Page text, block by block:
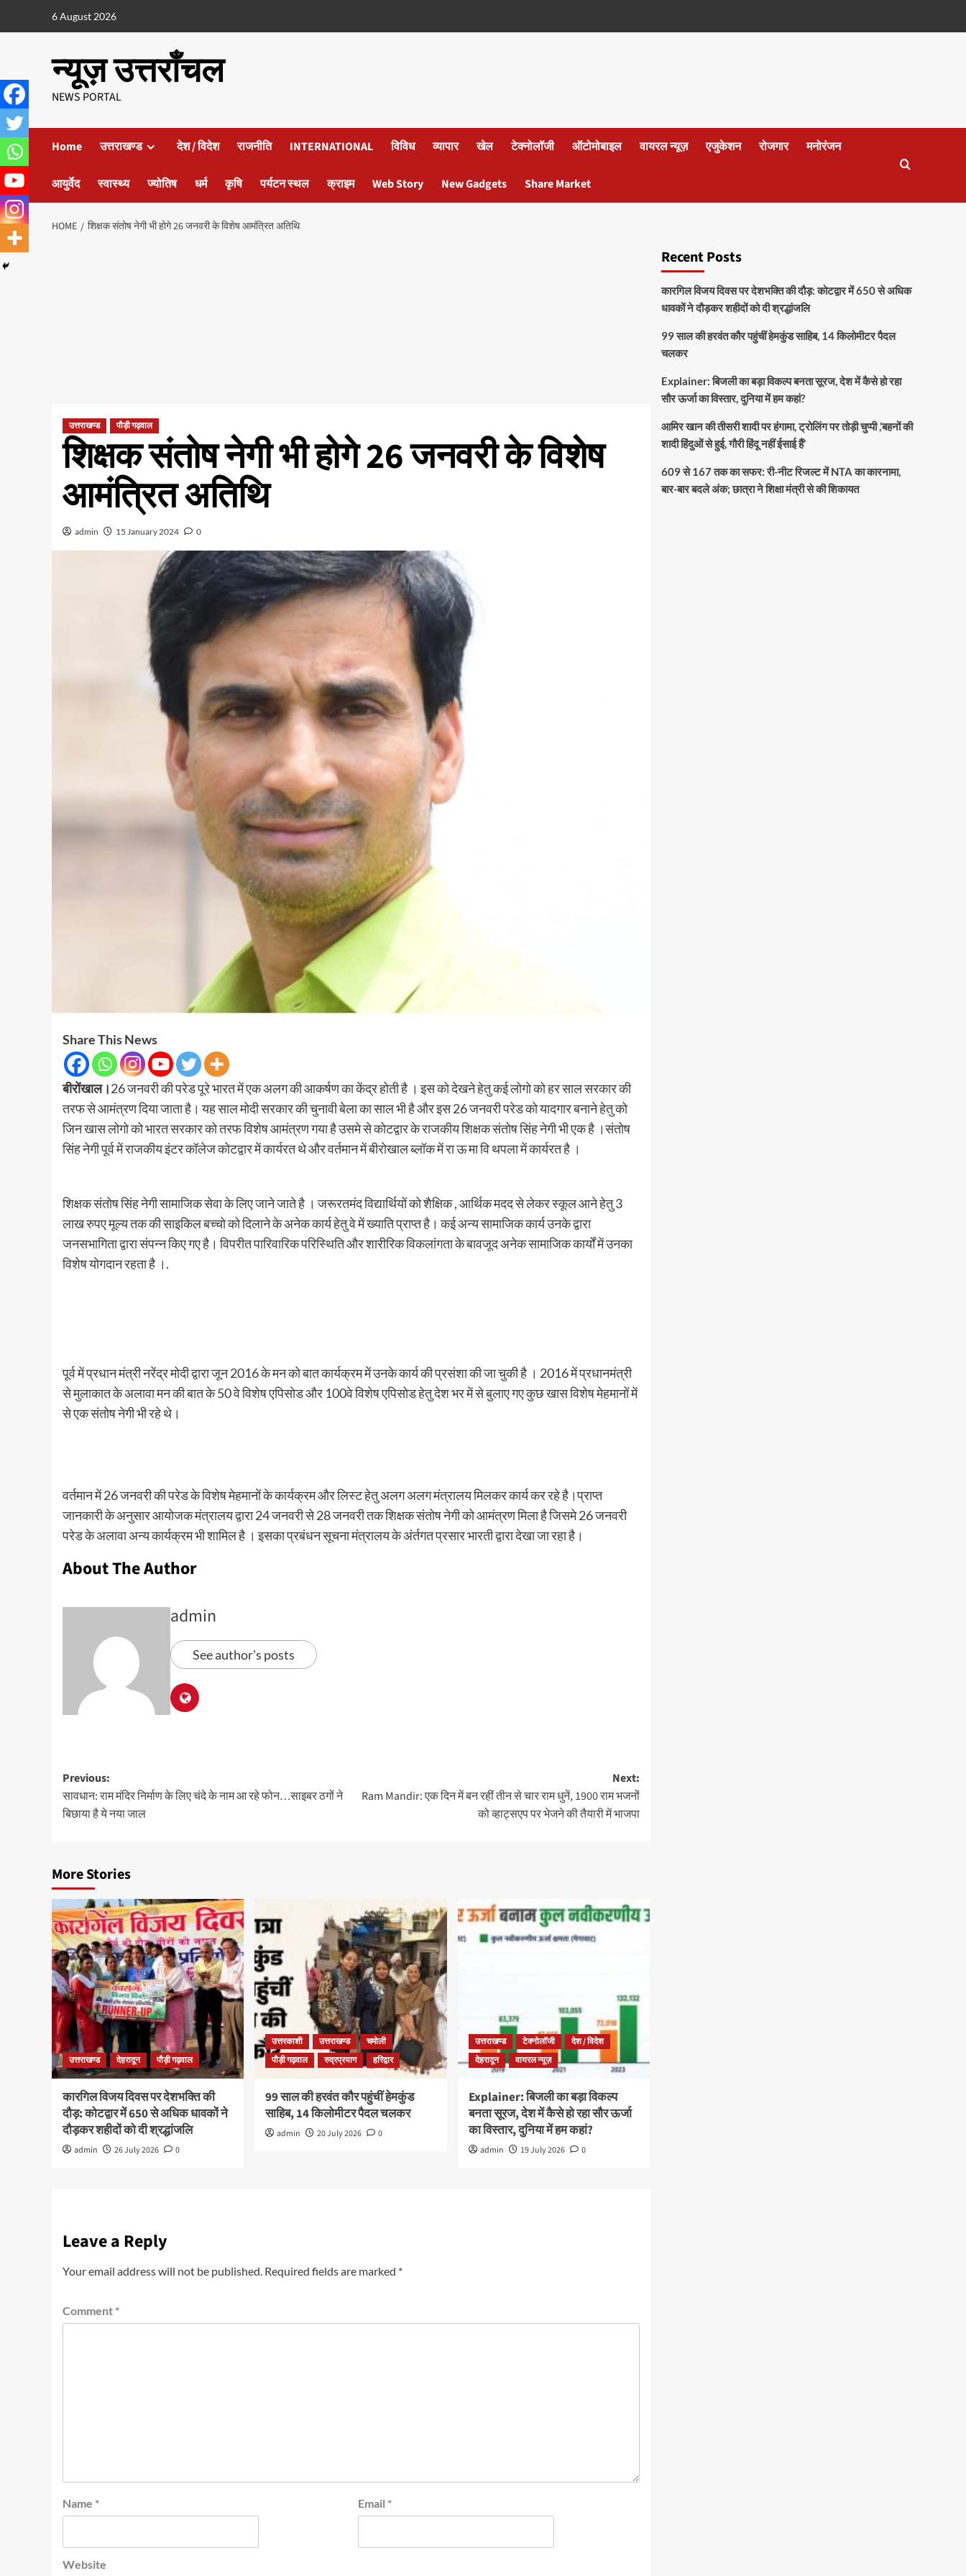
6 August 2026
न्यूज़ उत्तराँचल
NEWS PORTAL
Home उत्तराखण्ड देश / विदेश राजनीति INTERNATIONAL विविध व्यापार खेल टेक्नोलॉजी ऑटोमोबाइल वायरल न्यूज़ एजुकेशन रोजगार मनोरंजन
आयुर्वेद स्वास्थ्य ज्योतिष धर्म कृषि पर्यटन स्थल क्राइम Web Story New Gadgets Share Market
HOME शिक्षक संतोष नेगी भी होगे 26 जनवरी के विशेष आमंत्रित अतिथि
उत्तराखण्ड पौड़ी गढ़वाल
शिक्षक संतोष नेगी भी होगे 26 जनवरी के विशेष
आमंत्रित अतिथि
admin 15 January 2024 0
Share This News
बीरोंखाल।26 जनवरी की परेड पूरे भारत में एक अलग की आकर्षण का केंद्र होती है । इस को देखने हेतु कई लोगो को हर साल सरकार की
तरफ से आमंत्रण दिया जाता है। यह साल मोदी सरकार की चुनावी बेला का साल भी है और इस 26 जनवरी परेड को यादगार बनाने हेतु को
जिन खास लोगो को भारत सरकार को तरफ विशेष आमंत्रण गया है उसमे से कोटद्वार के राजकीय शिक्षक संतोष सिंह नेगी भी एक है ।संतोष
सिंह नेगी पूर्व में राजकीय इंटर कॉलेज कोटद्वार में कार्यरत थे और वर्तमान में बीरोखाल ब्लॉक में रा ऊ मा वि थपला में कार्यरत है ।
शिक्षक संतोष सिंह नेगी सामाजिक सेवा के लिए जाने जाते है । जरूरतमंद विद्यार्थियों को शैक्षिक , आर्थिक मदद से लेकर स्कूल आने हेतु 3
लाख रुपए मूल्य तक की साइकिल बच्चो को दिलाने के अनेक कार्य हेतु वे में ख्याति प्राप्त है। कई अन्य सामाजिक कार्य उनके द्वारा
जनसभागिता द्वारा संपन्न किए गए है। विपरीत पारिवारिक परिस्थिति और शारीरिक विकलांगता के बावजूद अनेक सामाजिक कार्यों में उनका
विशेष योगदान रहता है ।.
पूर्व में प्रधान मंत्री नरेंद्र मोदी द्वारा जून 2016 के मन को बात कार्यक्रम में उनके कार्य की प्रसंशा की जा चुकी है । 2016 में प्रधानमंत्री
से मुलाकात के अलावा मन की बात के 50 वे विशेष एपिसोड और 100वे विशेष एपिसोड हेतु देश भर में से बुलाए गए कुछ खास विशेष मेहमानों में
से एक संतोष नेगी भी रहे थे।
वर्तमान में 26 जनवरी की परेड के विशेष मेहमानों के कार्यक्रम और लिस्ट हेतु अलग अलग मंत्रालय मिलकर कार्य कर रहे है।प्राप्त
जानकारी के अनुसार आयोजक मंत्रालय द्वारा 24 जनवरी से 28 जनवरी तक शिक्षक संतोष नेगी को आमंत्रण मिला है जिसमे 26 जनवरी
परेड के अलावा अन्य कार्यक्रम भी शामिल है । इसका प्रबंधन सूचना मंत्रालय के अंर्तगत प्रसार भारती द्वारा देखा जा रहा है।
About The Author
admin
See author's posts
Previous:
सावधान: राम मंदिर निर्माण के लिए चंदे के नाम आ रहे फोन…साइबर ठगों ने
बिछाया है ये नया जाल
Next:
Ram Mandir: एक दिन में बन रहीं तीन से चार राम धुनें, 1900 राम भजनों
को व्हाट्सएप पर भेजने की तैयारी में भाजपा
More Stories
उत्तराखण्ड देहरादून पौड़ी गढ़वाल
कारगिल विजय दिवस पर देशभक्ति की
दौड़: कोटद्वार में 650 से अधिक धावकों ने
दौड़कर शहीदों को दी श्रद्धांजलि
admin 26 July 2026 0
उत्तरकाशी उत्तराखण्ड
चमोली
पौड़ी गढ़वाल
रुद्रप्रयाग हरिद्वार
99 साल की हरवंत कौर पहुंचीं हेमकुंड
साहिब, 14 किलोमीटर पैदल चलकर
admin 20 July 2026 0
उत्तराखण्ड टेक्नोलॉजी
देश / विदेश
देहरादून
वायरल न्यूज़
Explainer: बिजली का बड़ा विकल्प
बनता सूरज, देश में कैसे हो रहा सौर ऊर्जा
का विस्तार, दुनिया में हम कहां?
admin 19 July 2026 0
Leave a Reply
Your email address will not be published. Required fields are marked *
Comment *
Name * Email *
Website
Recent Posts
कारगिल विजय दिवस पर देशभक्ति की दौड़: कोटद्वार में 650 से अधिक
धावकों ने दौड़कर शहीदों को दी श्रद्धांजलि
99 साल की हरवंत कौर पहुंचीं हेमकुंड साहिब, 14 किलोमीटर पैदल
चलकर
Explainer: बिजली का बड़ा विकल्प बनता सूरज, देश में कैसे हो रहा
सौर ऊर्जा का विस्तार, दुनिया में हम कहां?
आमिर खान की तीसरी शादी पर हंगामा, ट्रोलिंग पर तोड़ी चुप्पी ,’बहनों की
शादी हिंदुओं से हुई, गौरी हिंदू नहीं ईसाई हैं’
609 से 167 तक का सफर: री-नीट रिजल्ट में NTA का कारनामा,
बार-बार बदले अंक; छात्रा ने शिक्षा मंत्री से की शिकायत